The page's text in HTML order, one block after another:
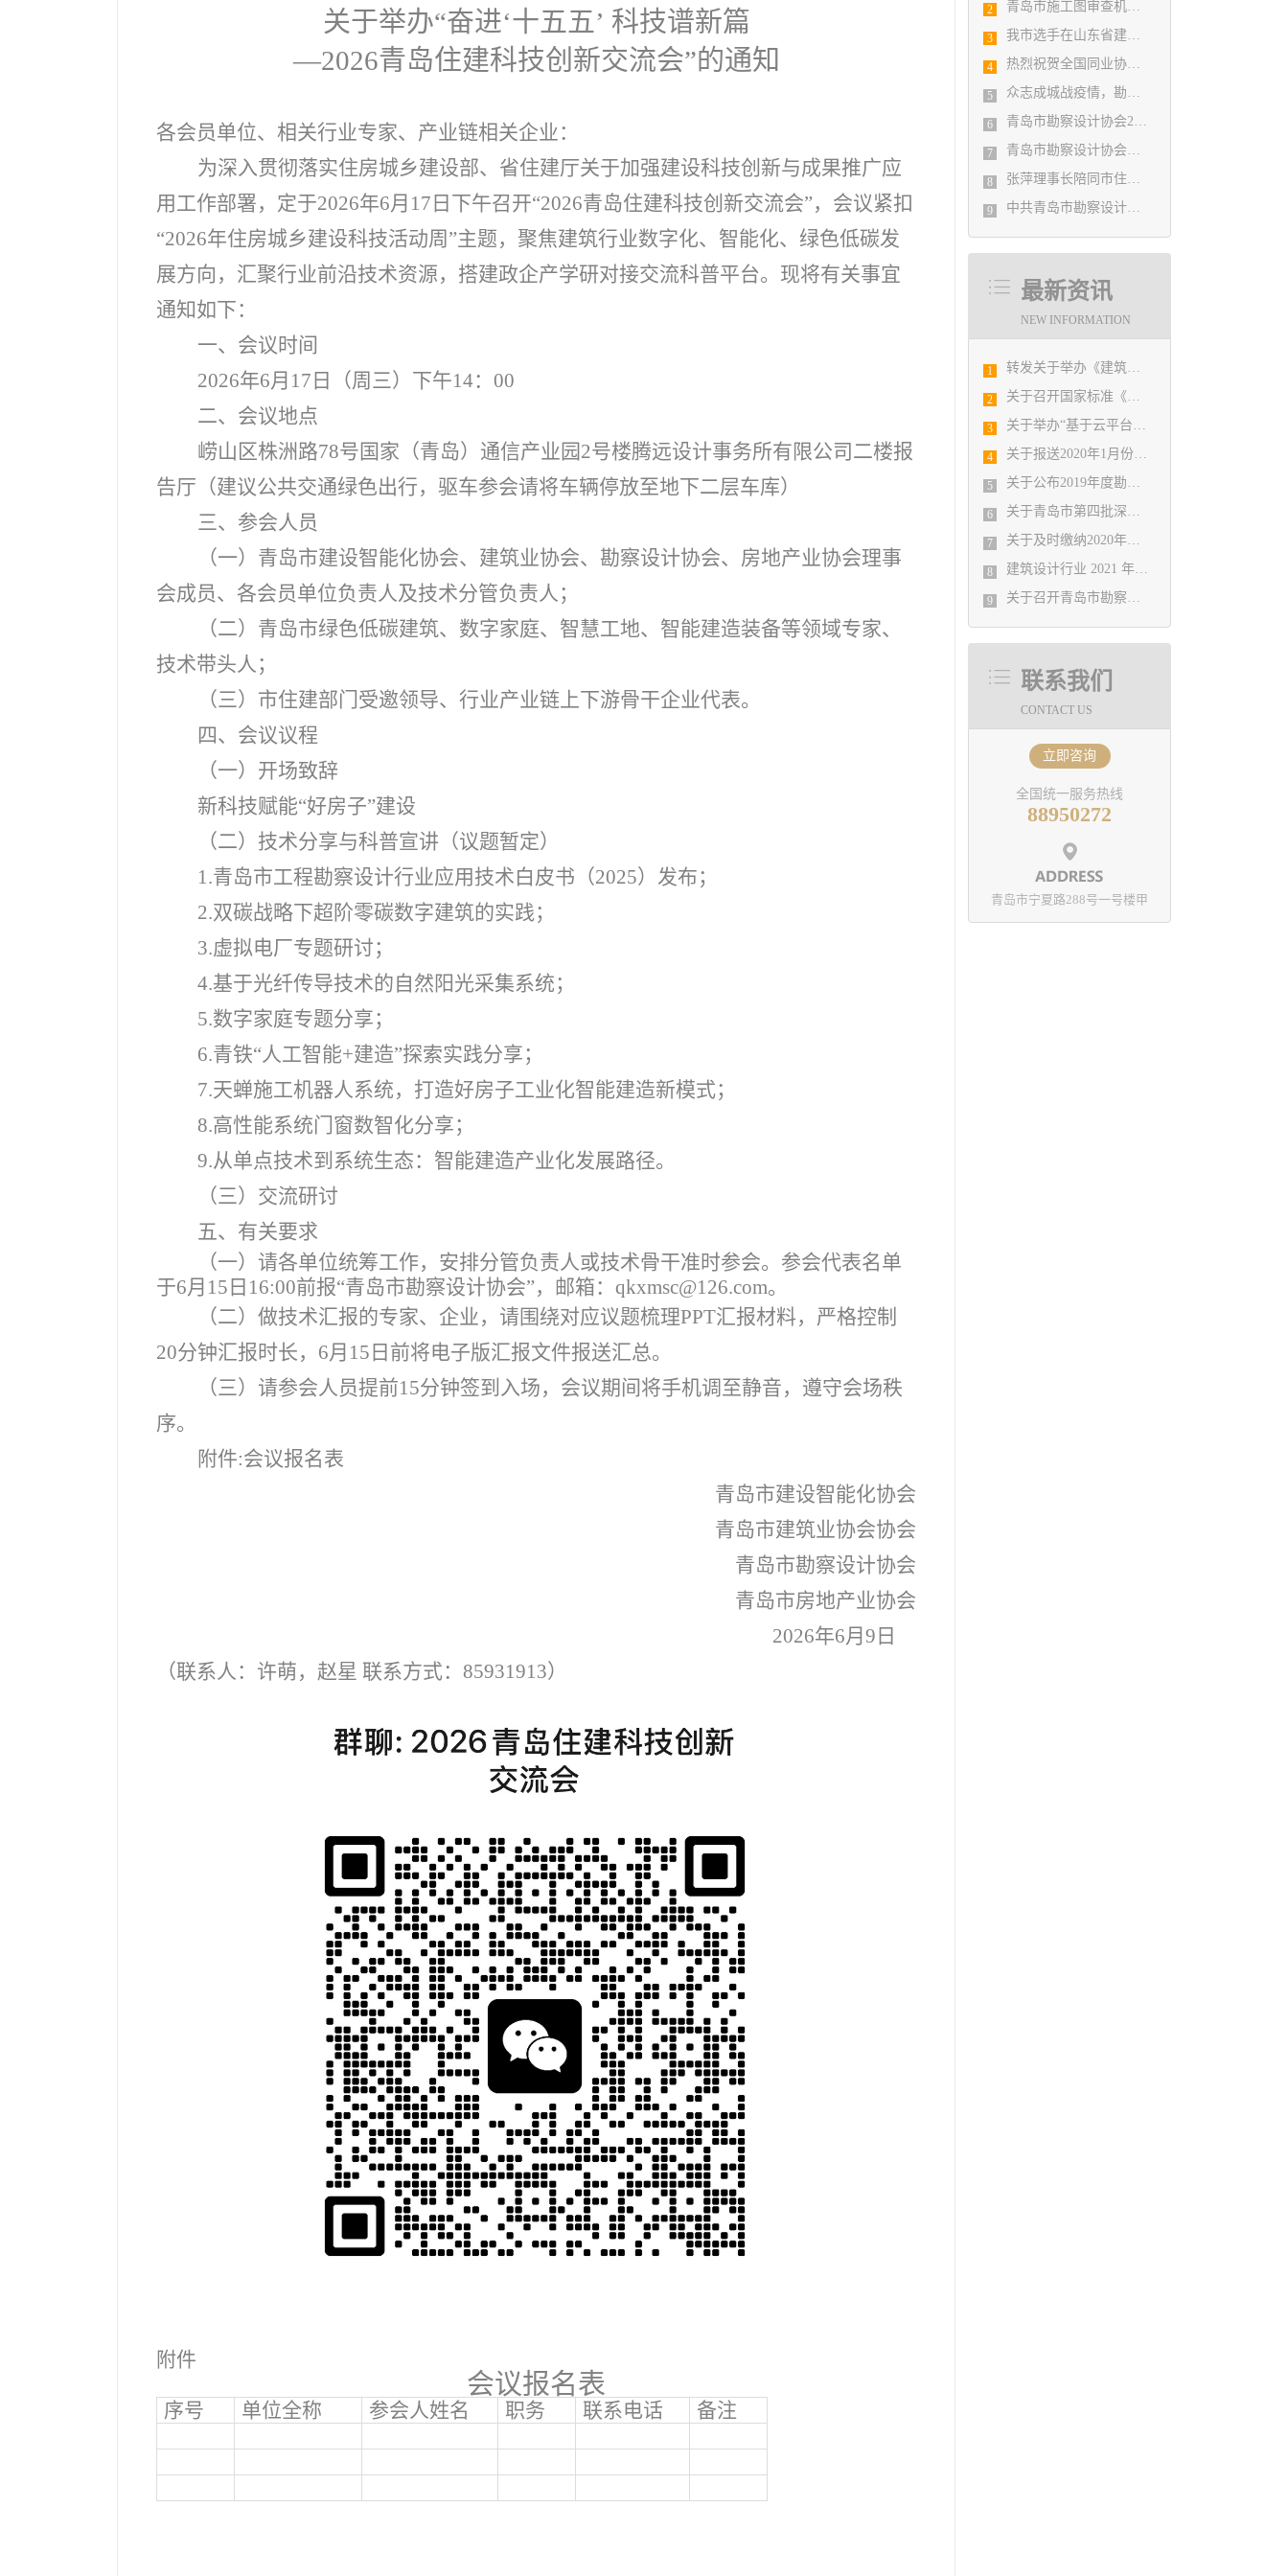
2 青岛市施工图审查机构第八次联席会议成功举办
3 我市选手在山东省建筑设计BIM技术应用技能竞赛取得佳绩
4 热烈祝贺全国同业协会共庆新中国成立七十周年大会在广州成功举办 我市工程勘察设计行业获得多项荣誉称号
5 众志成城战疫情，勘察设计行业在行动
6 青岛市勘察设计协会2020年度第一次理事会顺利召开
7 青岛市勘察设计协会陪同市住房和城乡建设局刘波副局长走访调研会员单位
8 张萍理事长陪同市住房和城乡建设局赴陇南开展东西部扶贫协作工作
9 中共青岛市勘察设计协会党支部日前召开民主生活会
最新资讯
NEW INFORMATION
1 转发关于举办《建筑电气与智能化通用规范》 GB55024-2022公益宣贯的通知
2 关于召开国家标准《绿色建筑评价标准》 （GB/T 50378-2019）宣贯培训会议的预备通知
3 关于举办“基于云平台的广域网下多方BIM协同平台及BIM实际工程应用研讨会”的通知
4 关于报送2020年1月份勘察设计经济形势 月报有关工作的通知
5 关于公布2019年度勘察设计行业 优秀企业、优秀企业管理者、先进工作者评选结果的通知
6 关于青岛市第四批深基坑工程评审专家入库人员公示
7 关于及时缴纳2020年会费的温馨提示
8 ​建筑设计行业 2021 年院长论坛
9 ​关于召开青岛市勘察设计协会2021年度第一次理事会的通知
联系我们
CONTACT US
立即咨询
全国统一服务热线
88950272
青岛市宁夏路288号一号楼甲
关于举办“奋进‘十五五’ 科技谱新篇
—2026青岛住建科技创新交流会”的通知
各会员单位、相关行业专家、产业链相关企业：
为深入贯彻落实住房城乡建设部、省住建厅关于加强建设科技创新与成果推广应
用工作部署，定于2026年6月17日下午召开“2026青岛住建科技创新交流会”，会议紧扣
“2026年住房城乡建设科技活动周”主题，聚焦建筑行业数字化、智能化、绿色低碳发
展方向，汇聚行业前沿技术资源，搭建政企产学研对接交流科普平台。现将有关事宜
通知如下：
一、会议时间
2026年6月17日（周三）下午14：00
二、会议地点
崂山区株洲路78号国家（青岛）通信产业园2号楼腾远设计事务所有限公司二楼报
告厅（建议公共交通绿色出行，驱车参会请将车辆停放至地下二层车库）
三、参会人员
（一）青岛市建设智能化协会、建筑业协会、勘察设计协会、房地产业协会理事
会成员、各会员单位负责人及技术分管负责人；
（二）青岛市绿色低碳建筑、数字家庭、智慧工地、智能建造装备等领域专家、
技术带头人；
（三）市住建部门受邀领导、行业产业链上下游骨干企业代表。
四、会议议程
（一）开场致辞
新科技赋能“好房子”建设
（二） 技术分享与科普宣讲（议题暂定）
1.青岛市工程勘察设计行业应用技术白皮书（2025）发布；
2.双碳战略下超阶零碳数字建筑的实践；
3.虚拟电厂专题研讨；
4.基于光纤传导技术的自然阳光采集系统；
5.数字家庭专题分享；
6.青铁“人工智能+建造”探索实践分享；
7.天蝉施工机器人系统，打造好房子工业化智能建造新模式；
8.高性能系统门窗数智化分享；
9.从单点技术到系统生态：智能建造产业化发展路径。
（三） 交流研讨
五、有关要求
（一）请各单位统筹工作，安排分管负责人或技术骨干准时参会。参会代表名单
于6月15日16:00前报“青岛市勘察设计协会”，邮箱：qkxmsc@126.com。
（二）做技术汇报的专家、企业，请围绕对应议题梳理PPT汇报材料，严格控制
20分钟汇报时长，6月15日前将电子版汇报文件报送汇总。
（三）请参会人员提前15分钟签到入场，会议期间将手机调至静音，遵守会场秩
序。
附件:会议报名表
青岛市建设智能化协会
青岛市建筑业协会协会
青岛市勘察设计协会
青岛市房地产业协会
2026年6月9日
（联系人：许萌，赵星 联系方式：85931913）
附件
会议报名表
序号 单位全称 参会人姓名 职务 联系电话 备注